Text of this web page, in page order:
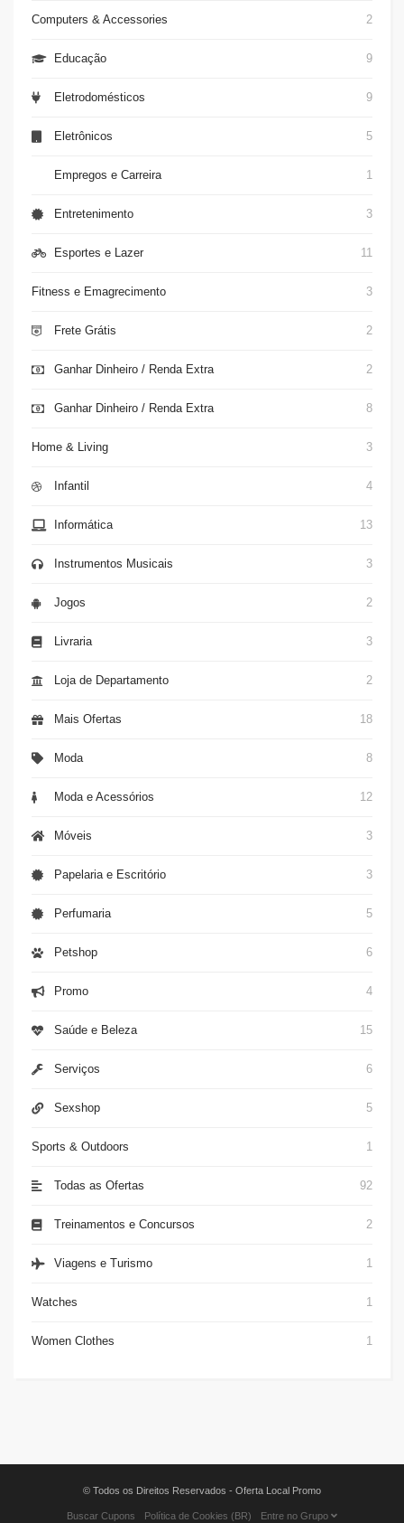
Computers & Accessories 2
Educação 9
Eletrodomésticos 9
Eletrônicos 5
Empregos e Carreira 1
Entretenimento 3
Esportes e Lazer 11
Fitness e Emagrecimento 3
Frete Grátis 2
Ganhar Dinheiro / Renda Extra 2
Ganhar Dinheiro / Renda Extra 8
Home & Living 3
Infantil 4
Informática 13
Instrumentos Musicais 3
Jogos 2
Livraria 3
Loja de Departamento 2
Mais Ofertas 18
Moda 8
Moda e Acessórios 12
Móveis 3
Papelaria e Escritório 3
Perfumaria 5
Petshop 6
Promo 4
Saúde e Beleza 15
Serviços 6
Sexshop 5
Sports & Outdoors 1
Todas as Ofertas 92
Treinamentos e Concursos 2
Viagens e Turismo 1
Watches 1
Women Clothes 1
© Todos os Direitos Reservados - Oferta Local Promo
Buscar Cupons Política de Cookies (BR) Entre no Grupo